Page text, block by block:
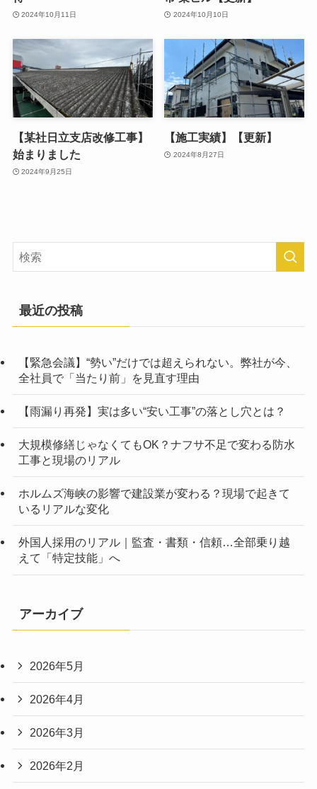
2024年10月11日 2024年10月10日
【某社日立支店改修工事】
始まりました
2024年9月25日
【施工実績】【更新】
2024年8月27日
最近の投稿
【緊急会議】“勢い”だけでは超えられない。弊社が今、
全社員で「当たり前」を見直す理由
【雨漏り再発】実は多い“安い工事”の落とし穴とは？
大規模修繕じゃなくてもOK？ナフサ不足で変わる防水
工事と現場のリアル
ホルムズ海峡の影響で建設業が変わる？現場で起きて
いるリアルな変化
外国人採用のリアル｜監査・書類・信頼…全部乗り越
えて「特定技能」へ
アーカイブ
2026年5月
2026年4月
2026年3月
2026年2月